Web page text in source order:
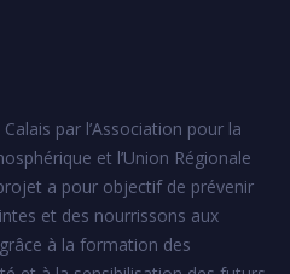
par l’Association pour la
et l’Union Régionale
a pour objectif de prévenir
et des nourrissons aux
à la formation des